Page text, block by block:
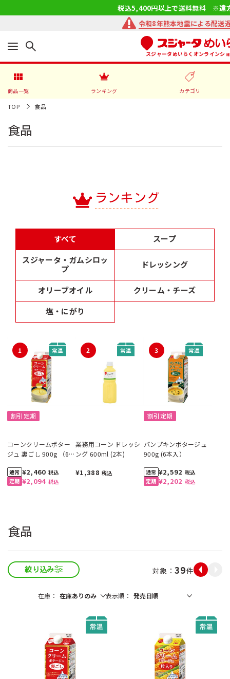
税込5,400円以上で送料無料 ※遠
令和8年熊本地震による配送
スジャータめいらくオンラインシ
商品一覧 ランキング カテゴリ
TOP 食品
食品
ランキング
すべて
スープ
スジャータ・ガムシロッ
プ
ドレッシング
オリーブオイル
クリーム・チーズ
塩・にがり
1
割引定期
コーンクリームポター
ジュ 裏ごし 900g （6本
¥2,094 税込
¥2,460 税込
2
業務用コーン ドレッシ
ング 600ml (2本)
¥1,388 税込
3
割引定期
パンプキンポタージュ
900g (6本入）
¥2,202 税込
¥2,592 税込
食品
絞り込み 39件
在庫 表示順